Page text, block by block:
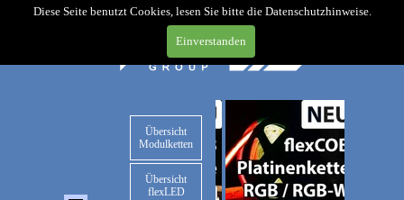
Diese Seite benutzt Cookies, lesen Sie bitte die Datenschutzhinweise.
Einverstanden
Übersicht
Modulketten
Übersicht
flexLED